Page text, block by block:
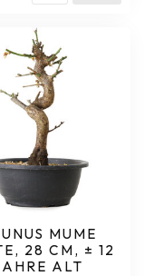
MUME
28 CM, ± 12
ALT